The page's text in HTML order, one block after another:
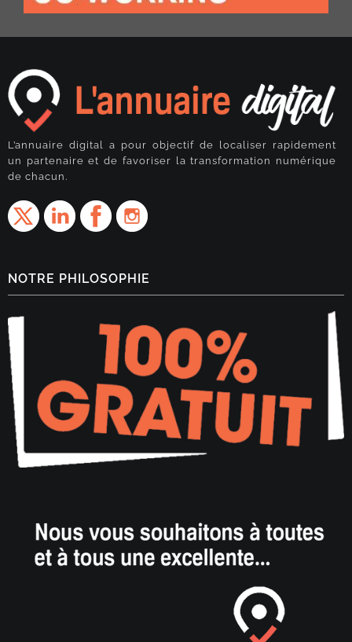
L’annuaire digital a pour objectif de localiser rapidement
un partenaire et de favoriser la transformation numérique
de chacun.
NOTRE PHILOSOPHIE